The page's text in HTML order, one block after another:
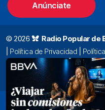
Anúnciate
© 2026 Radio Popular de
Política de Privacidad
Alda. Mazarredo, 47 – 7º
oyentes@radiopopular.com